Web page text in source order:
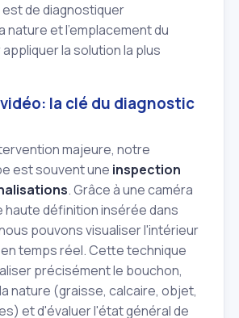
de diagnostiquer
nature et l'emplacement du
la solution la plus
la clé du diagnostic
majeure, notre
est souvent une inspection
. Grâce à une caméra
définition insérée dans
pouvons visualiser l'intérieur
temps réel. Cette technique
précisément le bouchon,
nature (graisse, calcaire, objet,
et d'évaluer l'état général de